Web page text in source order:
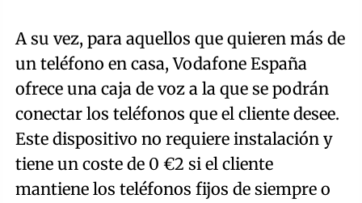
A su vez, para aquellos que quieren más de
un teléfono en casa, Vodafone España
ofrece una caja de voz a la que se podrán
conectar los teléfonos que el cliente desee.
Este dispositivo no requiere instalación y
tiene un coste de 0 €2 si el cliente
mantiene los teléfonos fijos de siempre o